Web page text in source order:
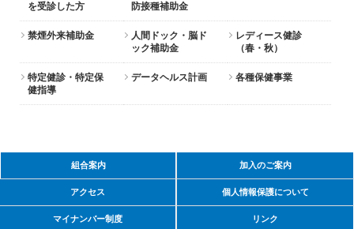
を受診した方
防接種補助金
禁煙外来補助金
人間ドック・脳ド
ック補助金
レディース健診
（春・秋）
特定健診・特定保
健指導
データヘルス計画 各種保健事業
組合案内 加入のご案内
アクセス 個人情報保護について
マイナンバー制度 リンク